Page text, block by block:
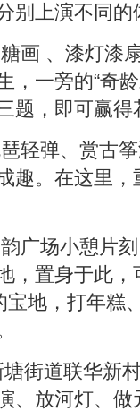
别上演不同的
画 、漆灯漆
，一旁的“奇
题，即可赢
轻弹、赏古
趣。在这里
广场小憩片
，置身于此
宝地，打年糕
街道联华新
、放河灯、做